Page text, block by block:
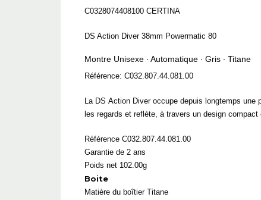
C0328074408100 CERTINA
DS Action Diver 38mm Powermatic 80
Montre Unisexe ∙ Automatique ∙ Gris ∙ Titane
Référence: C032.807.44.081.00
La DS Action Diver occupe depuis longtemps
les regards et reflète, à travers un design
Référence C032.807.44.081.00
Garantie de 2 ans
Poids net 102.00g
Boite
Matière du boîtier Titane